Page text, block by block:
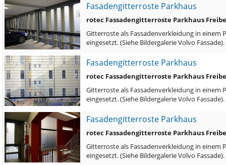
Fasadengitterroste Parkhaus
rotec Fassadengitterroste Parkhaus
Gitterroste als Fassadenverkleidung in
eingesetzt. (Siehe Bildergalerie Volvo
Fasadengitterroste Parkhaus
rotec Fassadengitterroste Parkhaus
Gitterroste als Fassadenverkleidung in
eingesetzt. (Siehe Bildergalerie Volvo
Fasadengitterroste Parkhaus
rotec Fassadengitterroste Parkhaus
Gitterroste als Fassadenverkleidung in
eingesetzt. (Siehe Bildergalerie Volvo